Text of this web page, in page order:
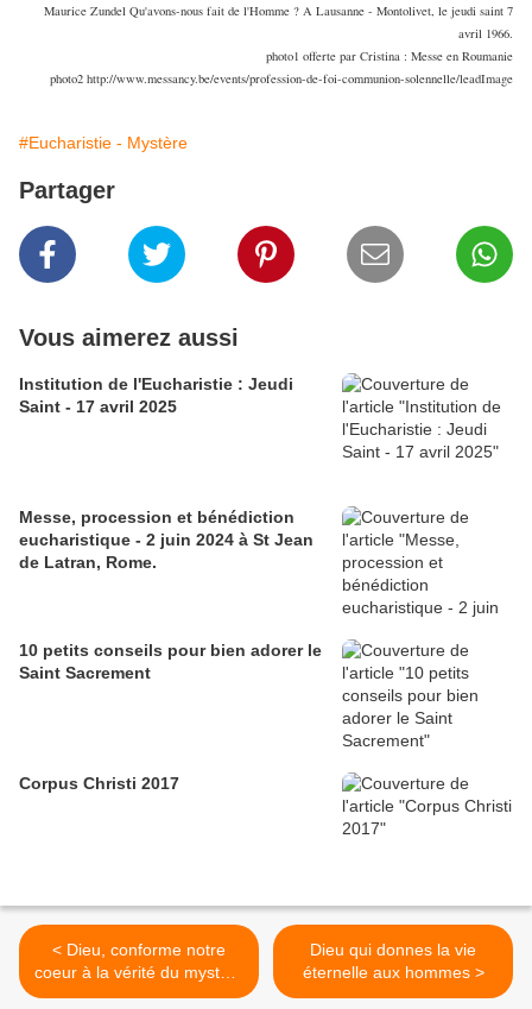
Maurice Zundel Qu'avons-nous fait de l'Homme ? A Lausanne - Montolivet, le jeudi saint 7
avril 1966.
photo1 offerte par Cristina : Messe en Roumanie
photo2 http://www.messancy.be/events/profession-de-foi-communion-solennelle/leadImage
#Eucharistie - Mystère
Partager
Vous aimerez aussi
Institution de l'Eucharistie : Jeudi
Saint - 17 avril 2025
Messe, procession et bénédiction
eucharistique - 2 juin 2024 à St Jean
de Latran, Rome.
10 petits conseils pour bien adorer le
Saint Sacrement
Corpus Christi 2017
< Dieu, conforme notre
coeur à la vérité du mystère
pascal
Dieu qui donnes la vie
éternelle aux hommes >